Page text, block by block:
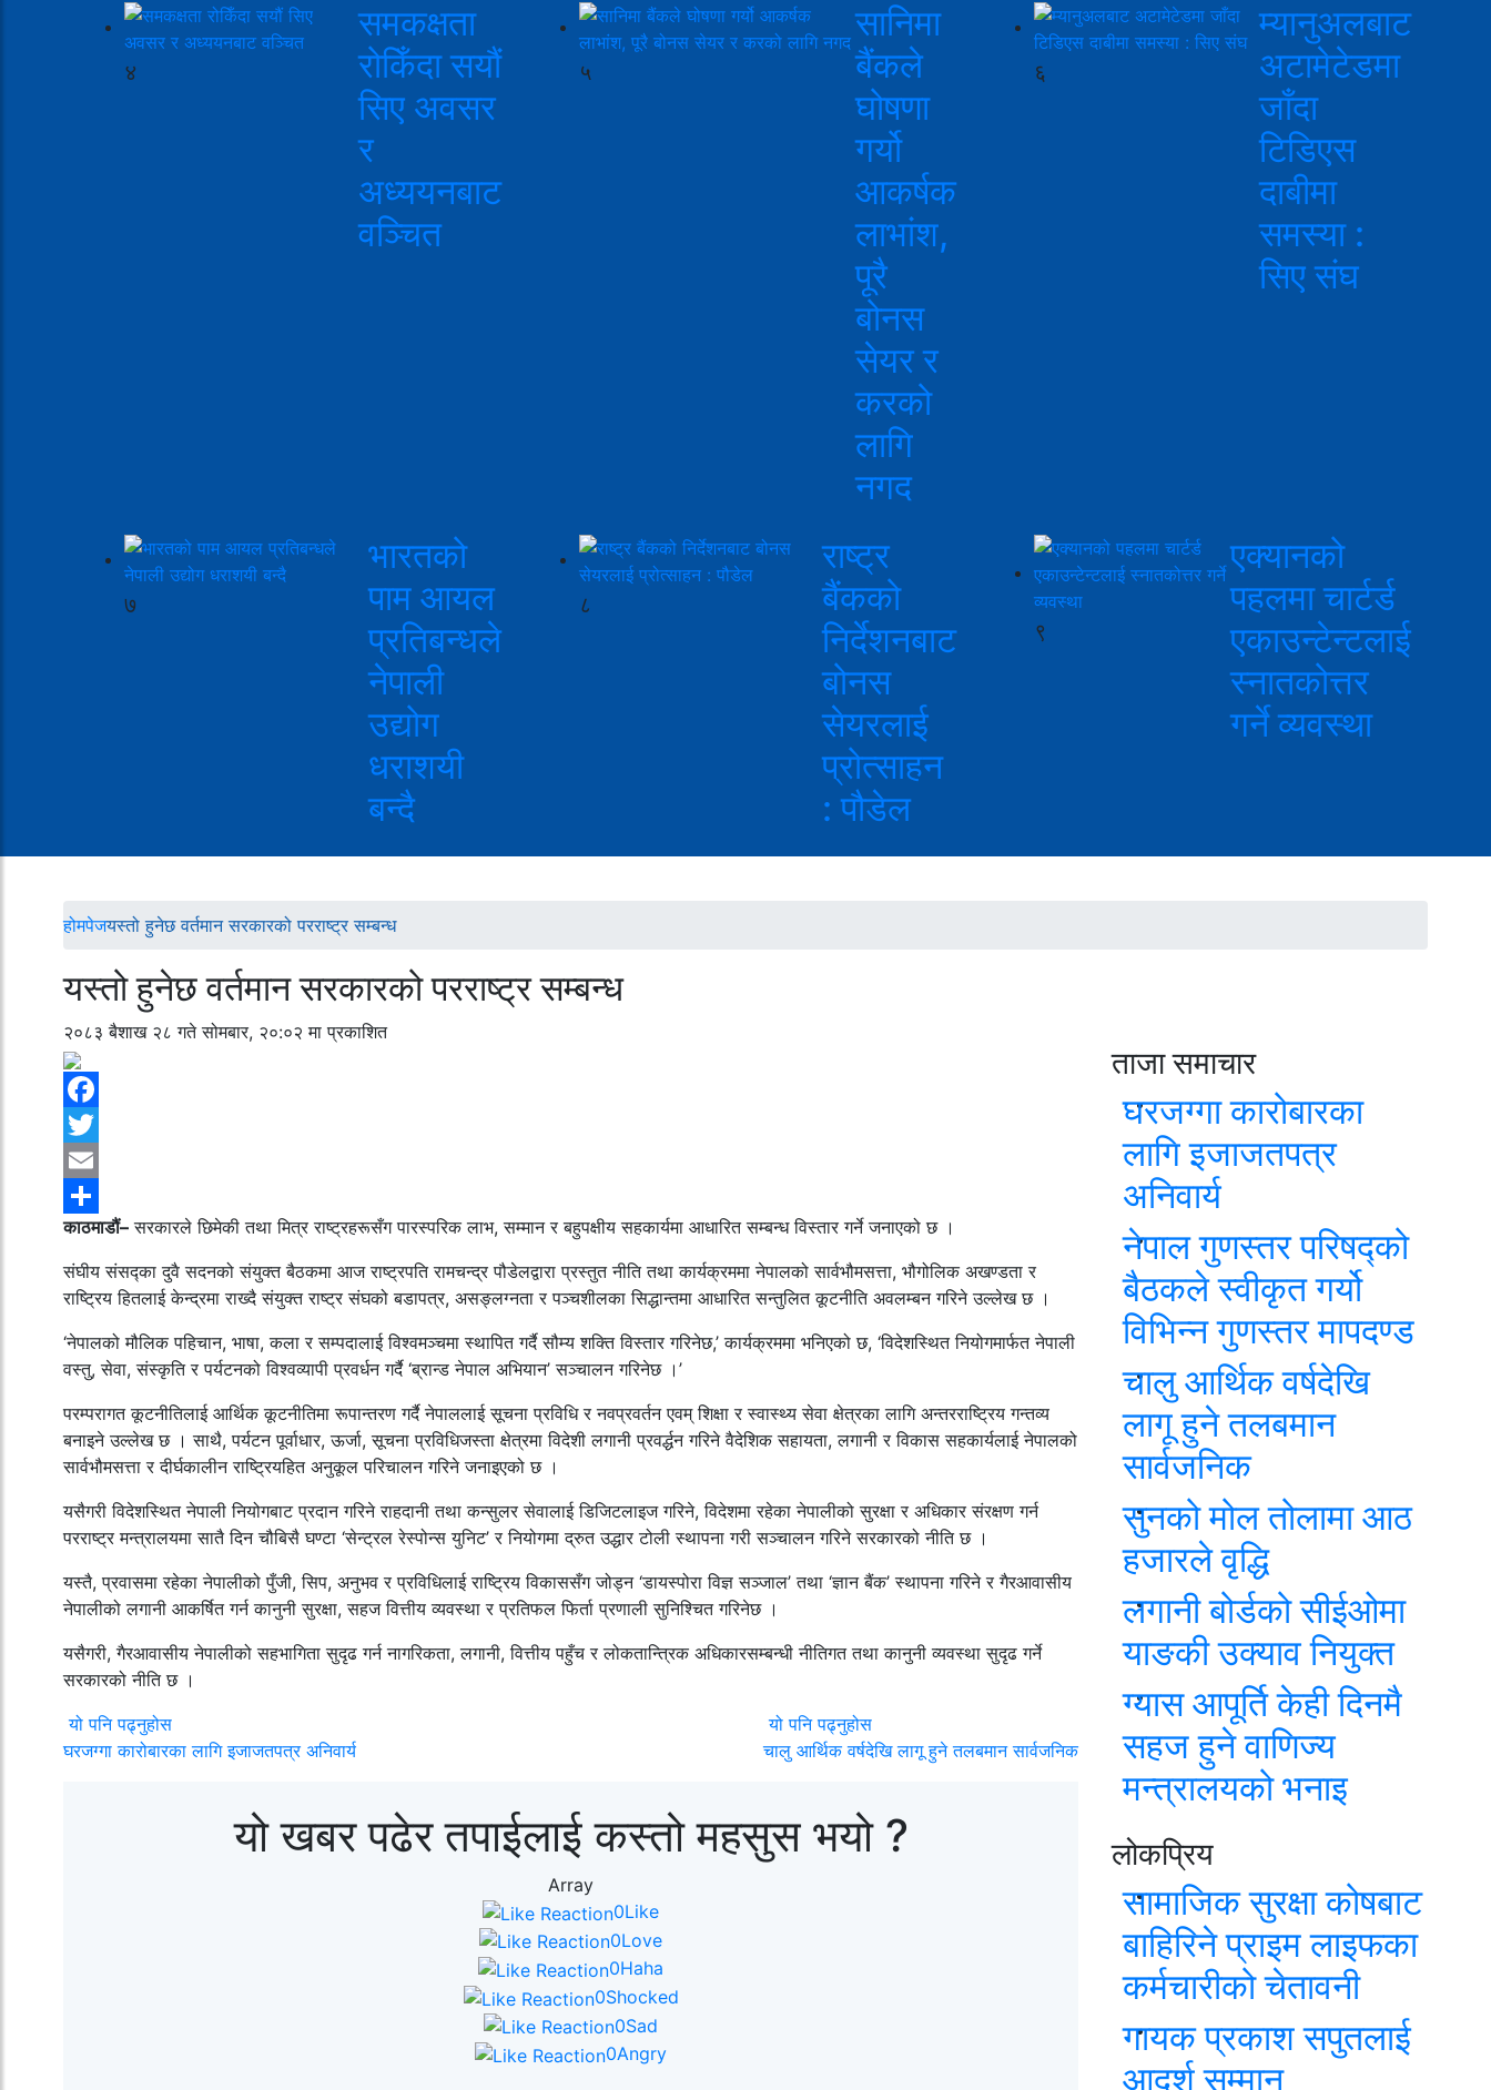
४
समकक्षता
रोकिँदा सयौं
सिए अवसर
र
अध्ययनबाट
वञ्चित
५
सानिमा
बैंकले
घोषणा
गर्यो
आकर्षक
लाभांश,
पूरै
बोनस
सेयर र
करको
लागि
नगद
६
म्यानुअलबाट
अटामेटेडमा
जाँदा
टिडिएस
दाबीमा
समस्या :
सिए संघ
७
भारतको
पाम आयल
प्रतिबन्धले
नेपाली
उद्योग
धराशयी
बन्दै
८
राष्ट्र
बैंकको
निर्देशनबाट
बोनस
सेयरलाई
प्रोत्साहन
: पौडेल
९
एक्यानको
पहलमा चार्टर्ड
एकाउन्टेन्टलाई
स्नातकोत्तर
गर्ने व्यवस्था
होमपेजयस्तो हुनेछ वर्तमान सरकारको परराष्ट्र सम्बन्ध
यस्तो हुनेछ वर्तमान सरकारको परराष्ट्र सम्बन्ध
२०८३ बैशाख २८ गते सोमबार, २०:०२ मा प्रकाशित
Facebook
Twitter
Email
Share
काठमाडौं– सरकारले छिमेकी तथा मित्र राष्ट्रहरूसँग पारस्परिक लाभ, सम्मान र बहुपक्षीय सहकार्यमा आधारित सम्बन्ध विस्तार गर्ने जनाएको छ ।
संघीय संसद्का दुवै सदनको संयुक्त बैठकमा आज राष्ट्रपति रामचन्द्र पौडेलद्वारा प्रस्तुत नीति तथा कार्यक्रममा नेपालको सार्वभौमसत्ता, भौगोलिक अखण्डता र
राष्ट्रिय हितलाई केन्द्रमा राख्दै संयुक्त राष्ट्र संघको बडापत्र, असङ्लग्नता र पञ्चशीलका सिद्धान्तमा आधारित सन्तुलित कूटनीति अवलम्बन गरिने उल्लेख छ ।
‘नेपालको मौलिक पहिचान, भाषा, कला र सम्पदालाई विश्वमञ्चमा स्थापित गर्दै सौम्य शक्ति विस्तार गरिनेछ,’ कार्यक्रममा भनिएको छ, ‘विदेशस्थित नियोगमार्फत नेपाली
वस्तु, सेवा, संस्कृति र पर्यटनको विश्वव्यापी प्रवर्धन गर्दै ‘ब्रान्ड नेपाल अभियान’ सञ्चालन गरिनेछ ।’
परम्परागत कूटनीतिलाई आर्थिक कूटनीतिमा रूपान्तरण गर्दै नेपाललाई सूचना प्रविधि र नवप्रवर्तन एवम् शिक्षा र स्वास्थ्य सेवा क्षेत्रका लागि अन्तरराष्ट्रिय गन्तव्य
बनाइने उल्लेख छ । साथै, पर्यटन पूर्वाधार, ऊर्जा, सूचना प्रविधिजस्ता क्षेत्रमा विदेशी लगानी प्रवर्द्धन गरिने वैदेशिक सहायता, लगानी र विकास सहकार्यलाई नेपालको
सार्वभौमसत्ता र दीर्घकालीन राष्ट्रियहित अनुकूल परिचालन गरिने जनाइएको छ ।
यसैगरी विदेशस्थित नेपाली नियोगबाट प्रदान गरिने राहदानी तथा कन्सुलर सेवालाई डिजिटलाइज गरिने, विदेशमा रहेका नेपालीको सुरक्षा र अधिकार संरक्षण गर्न
परराष्ट्र मन्त्रालयमा सातै दिन चौबिसै घण्टा ‘सेन्ट्रल रेस्पोन्स युनिट’ र नियोगमा द्रुत उद्धार टोली स्थापना गरी सञ्चालन गरिने सरकारको नीति छ ।
यस्तै, प्रवासमा रहेका नेपालीको पुँजी, सिप, अनुभव र प्रविधिलाई राष्ट्रिय विकाससँग जोड्न ‘डायस्पोरा विज्ञ सञ्जाल’ तथा ‘ज्ञान बैंक’ स्थापना गरिने र गैरआवासीय
नेपालीको लगानी आकर्षित गर्न कानुनी सुरक्षा, सहज वित्तीय व्यवस्था र प्रतिफल फिर्ता प्रणाली सुनिश्चित गरिनेछ ।
यसैगरी, गैरआवासीय नेपालीको सहभागिता सुदृढ गर्न नागरिकता, लगानी, वित्तीय पहुँच र लोकतान्त्रिक अधिकारसम्बन्धी नीतिगत तथा कानुनी व्यवस्था सुदृढ गर्ने
सरकारको नीति छ ।
यो पनि पढ्नुहोस
घरजग्गा कारोबारका लागि इजाजतपत्र अनिवार्य
यो पनि पढ्नुहोस
चालु आर्थिक वर्षदेखि लागू हुने तलबमान सार्वजनिक
यो खबर पढेर तपाईलाई कस्तो महसुस भयो ?
Array
0Like
0Love
0Haha
0Shocked
0Sad
0Angry
ताजा समाचार
घरजग्गा कारोबारका
लागि इजाजतपत्र
अनिवार्य
नेपाल गुणस्तर परिषद्को
बैठकले स्वीकृत गर्यो
विभिन्न गुणस्तर मापदण्ड
चालु आर्थिक वर्षदेखि
लागू हुने तलबमान
सार्वजनिक
सुनको मोल तोलामा आठ
हजारले वृद्धि
लगानी बोर्डको सीईओमा
याङकी उक्याव नियुक्त
ग्यास आपूर्ति केही दिनमै
सहज हुने वाणिज्य
मन्त्रालयको भनाइ
लोकप्रिय
सामाजिक सुरक्षा कोषबाट
बाहिरिने प्राइम लाइफका
कर्मचारीको चेतावनी
गायक प्रकाश सपुतलाई
आदर्श सम्मान